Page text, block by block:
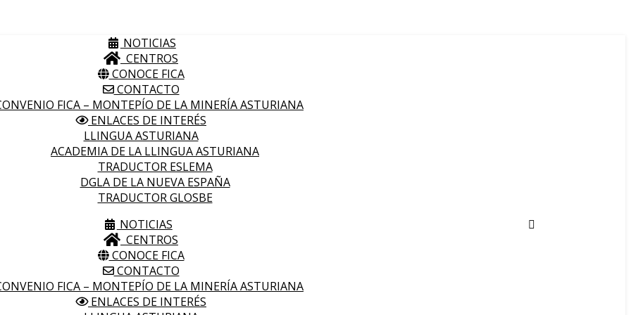
NOTICIAS
CENTROS
CONOCE FICA
CONTACTO
FICA – MONTEPÍO DE LA MINERÍA ASTURIANA
ENLACES DE INTERÉS
LLINGUA ASTURIANA
ACADEMIA DE LA LLINGUA ASTURIANA
TRADUCTOR ESLEMA
DGLA DE LA NUEVA ESPAÑA
TRADUCTOR GLOSBE
NOTICIAS
CENTROS
CONOCE FICA
CONTACTO
FICA – MONTEPÍO DE LA MINERÍA ASTURIANA
ENLACES DE INTERÉS